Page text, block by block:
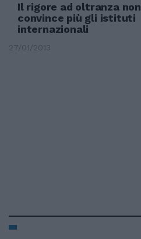
Il rigore ad oltranza non
convince più gli istituti
internazionali
27/01/2013